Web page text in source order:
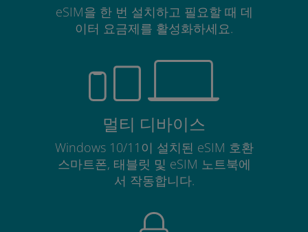
eSIM을 한 번 설치하고 필요할 때 데
이터 요금제를 활성화하세요.
멀티 디바이스
Windows 10/11이 설치된 eSIM 호환
스마트폰, 태블릿 및 eSIM 노트북에
서 작동합니다.